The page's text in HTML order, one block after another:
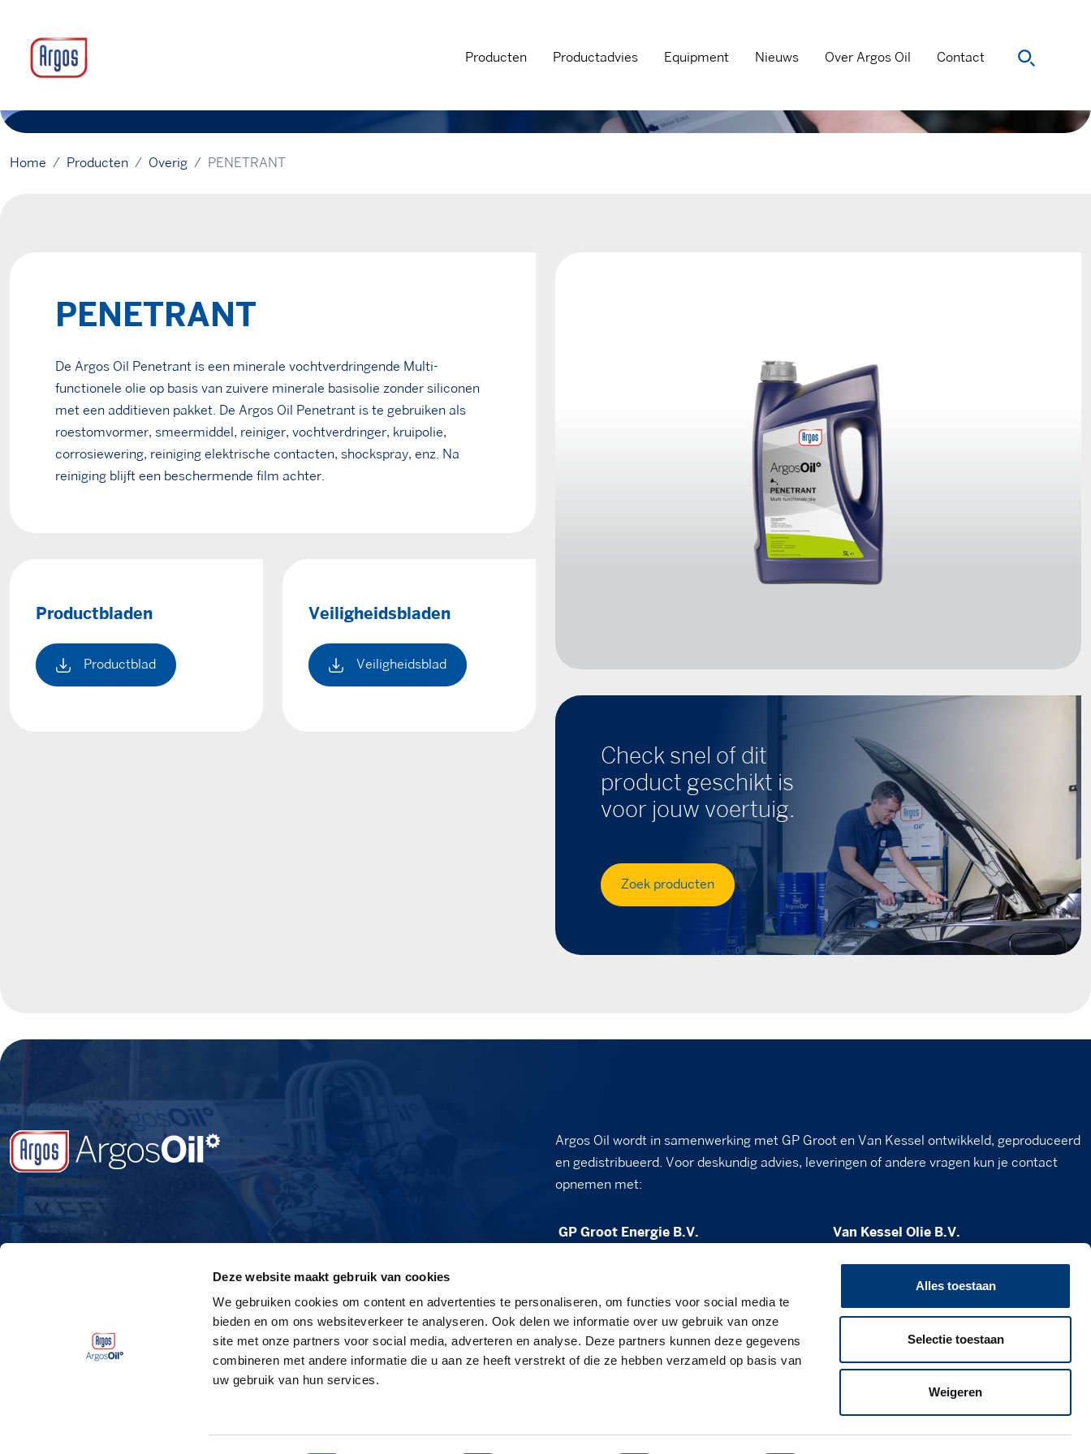
Deze website maakt gebruik van cookies
We gebruiken cookies om content en advertenties te personaliseren, om functies voor social media te
bieden en om ons websiteverkeer te analyseren. Ook delen we informatie over uw gebruik van onze
site met onze partners voor social media, adverteren en analyse. Deze partners kunnen deze gegevens
combineren met andere informatie die u aan ze heeft verstrekt of die ze hebben verzameld op basis van
uw gebruik van hun services.
Alles toestaan
Selectie toestaan
Weigeren
Producten Productadvies Equipment Nieuws Over Argos Oil Contact
Home Producten Overig PENETRANT
PENETRANT
De Argos Oil Penetrant is een minerale vochtverdringende Multi-
functionele olie op basis van zuivere minerale basisolie zonder siliconen
met een additieven pakket. De Argos Oil Penetrant is te gebruiken als
roestomvormer, smeermiddel, reiniger, vochtverdringer, kruipolie,
corrosiewering, reiniging elektrische contacten, shockspray, enz. Na
reiniging blijft een beschermende film achter.
Productbladen
Productblad
Veiligheidsbladen
Veiligheidsblad
Check snel of dit
product geschikt is
voor jouw voertuig.
Zoek producten
Argos Oil wordt in samenwerking met GP Groot en Van Kessel ontwikkeld, geproduceerd
en gedistribueerd. Voor deskundig advies, leveringen of andere vragen kun je contact
opnemen met:
GP Groot Energie B.V.
sales@gpgroot.nl
088 - 472 03 50
Van Kessel Olie B.V.
verkoop@vankesselolie.nl
0492 - 34 12 21